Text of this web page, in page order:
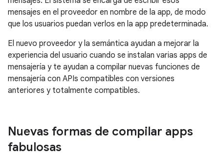
mensajes en el proveedor en nombre de la app, de modo
que los usuarios puedan verlos en la app predeterminada.
El nuevo proveedor y la semántica ayudan a mejorar la
experiencia del usuario cuando se instalan varias apps de
mensajería y te ayudan a compilar nuevas funciones de
mensajería con APIs compatibles con versiones
anteriores y totalmente compatibles.
Nuevas formas de compilar apps
fabulosas